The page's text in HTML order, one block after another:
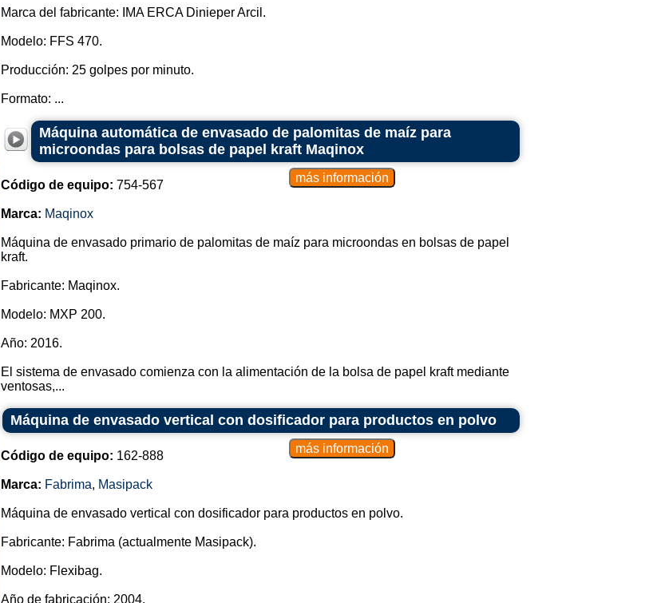
Marca del fabricante: IMA ERCA Dinieper Arcil.
Modelo: FFS 470.
Producción: 25 golpes por minuto.
Formato: ...
Máquina automática de envasado de palomitas de maíz para
microondas para bolsas de papel kraft Maqinox
Código de equipo: 754-567
Marca: Maqinox
Máquina de envasado primario de palomitas de maíz para microondas en bolsas de papel
kraft.
Fabricante: Maqinox.
Modelo: MXP 200.
Año: 2016.
El sistema de envasado comienza con la alimentación de la bolsa de papel kraft mediante
ventosas,...
Máquina de envasado vertical con dosificador para productos en polvo
Código de equipo: 162-888
Marca: Fabrima, Masipack
Máquina de envasado vertical con dosificador para productos en polvo.
Fabricante: Fabrima (actualmente Masipack).
Modelo: Flexibag.
Año de fabricación: 2004.